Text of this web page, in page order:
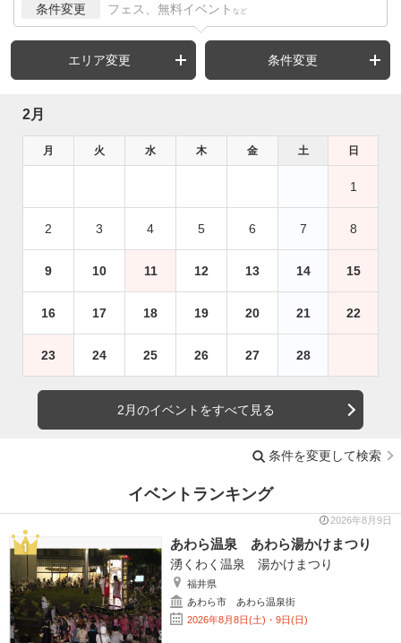
条件変更 フェス、無料イベント など
エリア変更 条件変更
2月
月 火 水 木 金 土 日
1
2 3 4 5 6 7 8
9 10 11 12 13 14 15
16 17 18 19 20 21 22
23 24 25 26 27 28
2月のイベントをすべて見る
条件を変更して検索
イベントランキング
2026年8月9日
あわら温泉 あわら湯かけまつり
湧くわく温泉 湯かけまつり
福井県
あわら市 あわら温泉街
2026年8月8日(土)・9日(日)